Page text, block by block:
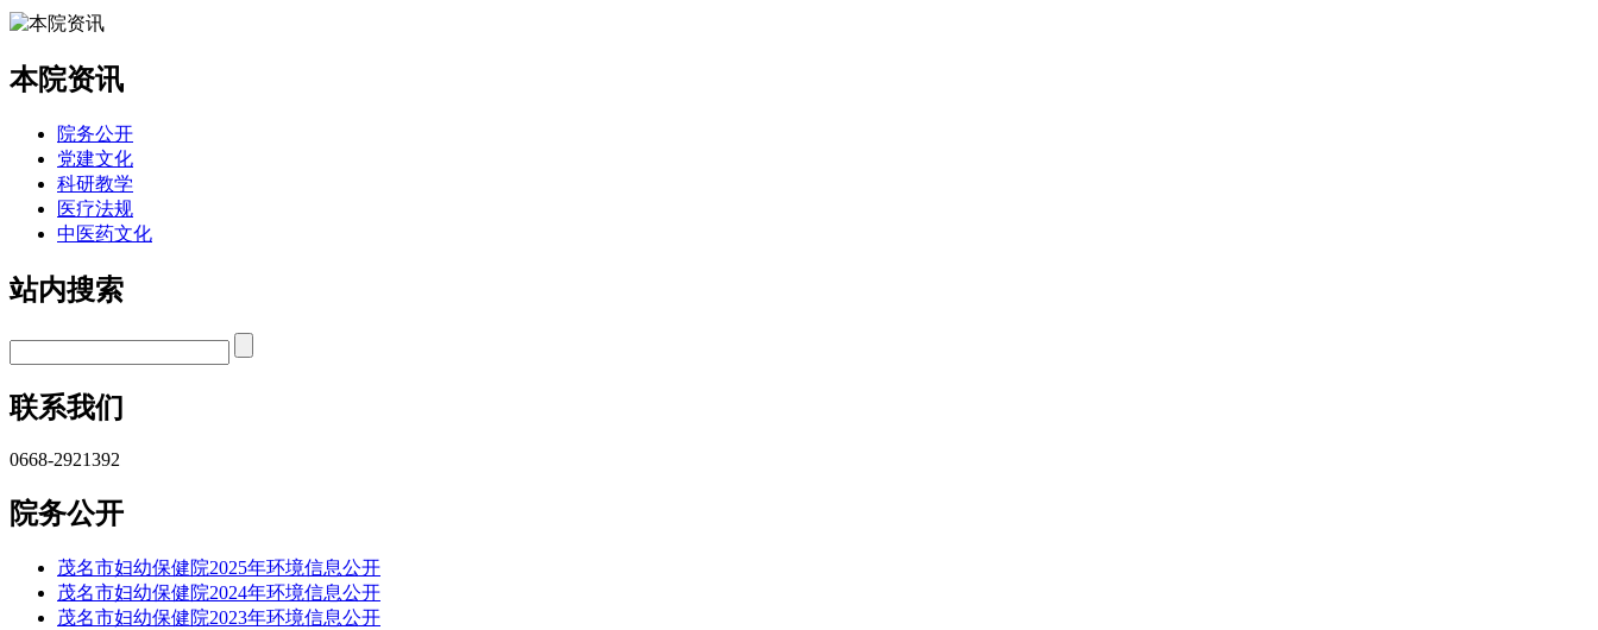
本院资讯
院务公开
党建文化
科研教学
医疗法规
中医药文化
站内搜索
联系我们
0668-2921392
院务公开
茂名市妇幼保健院2025年环境信息公开
茂名市妇幼保健院2024年环境信息公开
茂名市妇幼保健院2023年环境信息公开